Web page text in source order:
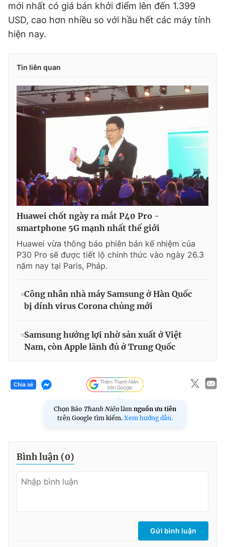
mới nhất có giá bán khởi điểm lên đến 1.399
USD, cao hơn nhiều so với hầu hết các máy tính
hiện nay.
Tin liên quan
Huawei chốt ngày ra mắt P40 Pro -
smartphone 5G mạnh nhất thế giới
Huawei vừa thông báo phiên bản kế nhiệm của
P30 Pro sẽ được tiết lộ chính thức vào ngày 26.3
năm nay tại Paris, Pháp.
Công nhân nhà máy Samsung ở Hàn Quốc
bị dính virus Corona chủng mới
Samsung hưởng lợi nhờ sản xuất ở Việt
Nam, còn Apple lãnh đủ ở Trung Quốc
Chia sẻ
Chọn Báo Thanh Niên làm nguồn ưu tiên
trên Google tìm kiếm. Xem hướng dẫn.
Bình luận (0)
Gửi bình luận